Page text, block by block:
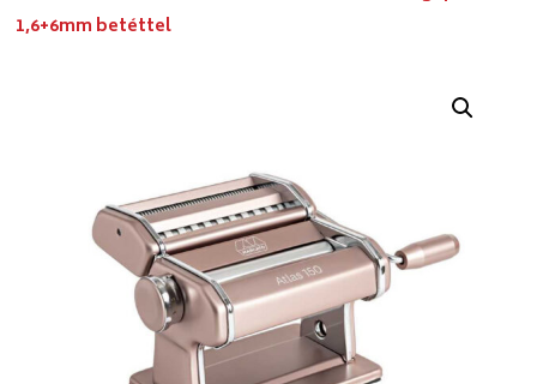
1,6+6mm betéttel